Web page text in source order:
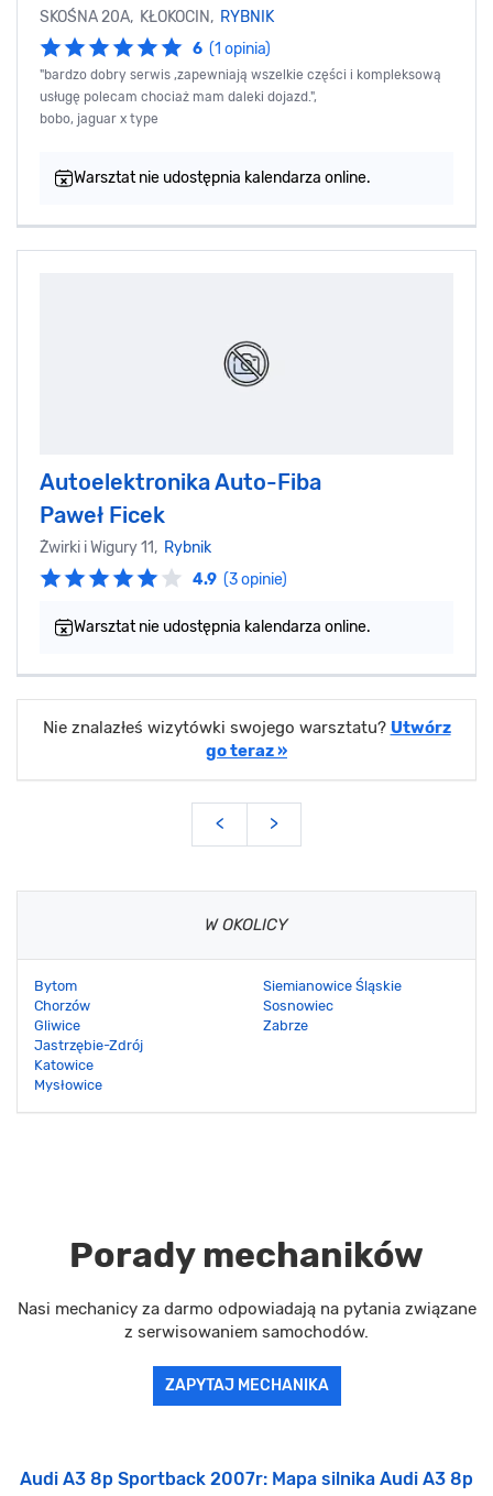
SKOŚNA 20A, KŁOKOCIN, RYBNIK
6 (1 opinia)
"bardzo dobry serwis ,zapewniają wszelkie części i kompleksową
usługę polecam chociaż mam daleki dojazd.",
bobo, jaguar x type
Warsztat nie udostępnia kalendarza online.
Autoelektronika Auto-Fiba
Paweł Ficek‎
Żwirki i Wigury 11, Rybnik
4.9 (3 opinie)
Warsztat nie udostępnia kalendarza online.
Nie znalazłeś wizytówki swojego warsztatu? Utwórz
go teraz »
< >
W OKOLICY
Bytom
Chorzów
Gliwice
Jastrzębie-Zdrój
Katowice
Mysłowice
Siemianowice Śląskie
Sosnowiec
Zabrze
Porady mechaników
Nasi mechanicy za darmo odpowiadają na pytania związane
z serwisowaniem samochodów.
ZAPYTAJ MECHANIKA
Audi A3 8p Sportback 2007r: Mapa silnika Audi A3 8p